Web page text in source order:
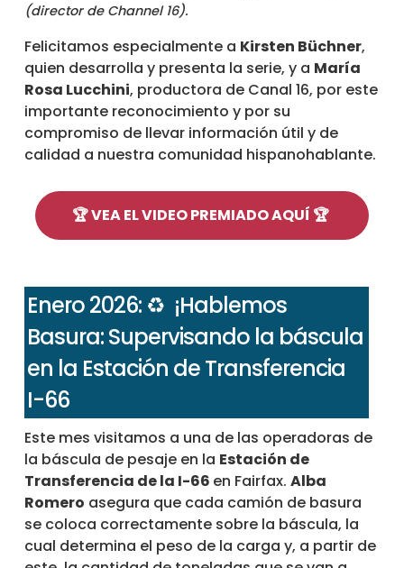
(director de Channel 16).
Felicitamos especialmente a Kirsten Büchner,
quien desarrolla y presenta la serie, y a María
Rosa Lucchini, productora de Canal 16, por este
importante reconocimiento y por su
compromiso de llevar información útil y de
calidad a nuestra comunidad hispanohablante.
🏆 VEA EL VIDEO PREMIADO AQUÍ 🏆
Enero 2026: ♻️ ¡Hablemos
Basura: Supervisando la báscula
en la Estación de Transferencia
I-66
Este mes visitamos a una de las operadoras de
la báscula de pesaje en la Estación de
Transferencia de la I-66 en Fairfax. Alba
Romero asegura que cada camión de basura
se coloca correctamente sobre la báscula, la
cual determina el peso de la carga y, a partir de